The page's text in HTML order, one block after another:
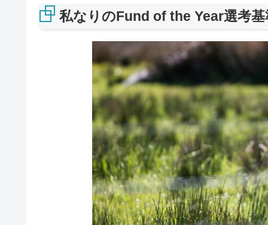
私なりのFund of the Year選考基